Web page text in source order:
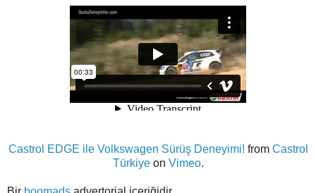
Castrol EDGE ile Volkswagen Sürüş Deneyimi! from Castrol
Türkiyeon Vimeo.